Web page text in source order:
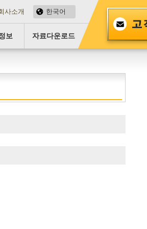
사소개 한국어
보 자료다운로드